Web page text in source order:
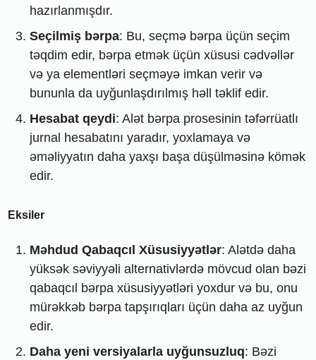
hazırlanmışdır.
Seçilmiş bərpa: Bu, seçmə bərpa üçün seçim
təqdim edir, bərpa etmək üçün xüsusi cədvəllər
və ya elementləri seçməyə imkan verir və
bununla da uyğunlaşdırılmış həll təklif edir.
Hesabat qeydi: Alət bərpa prosesinin təfərrüatlı
jurnal hesabatını yaradır, yoxlamaya və
əməliyyatın daha yaxşı başa düşülməsinə kömək
edir.
Eksiler
Məhdud Qabaqcıl Xüsusiyyətlər: Alətdə daha
yüksək səviyyəli alternativlərdə mövcud olan bəzi
qabaqcıl bərpa xüsusiyyətləri yoxdur və bu, onu
mürəkkəb bərpa tapşırıqları üçün daha az uyğun
edir.
Daha yeni versiyalarla uyğunsuzluq: Bəzi